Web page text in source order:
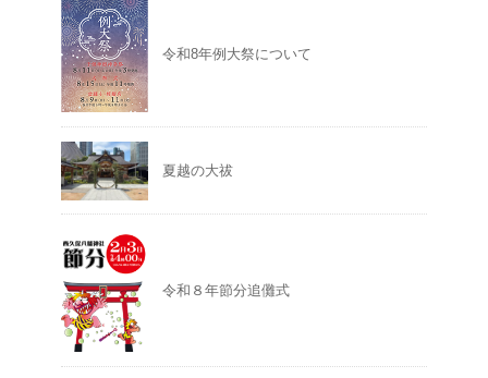
令和8年例大祭について
夏越の大祓
令和８年節分追儺式